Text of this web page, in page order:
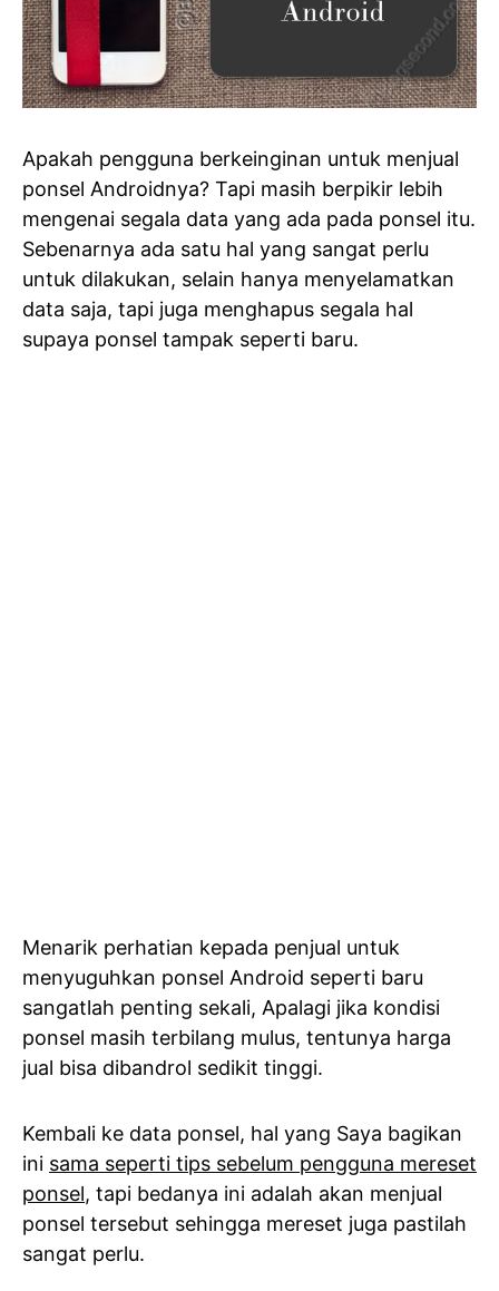
Apakah pengguna berkeinginan untuk menjual
ponsel Androidnya? Tapi masih berpikir lebih
mengenai segala data yang ada pada ponsel itu.
Sebenarnya ada satu hal yang sangat perlu
untuk dilakukan, selain hanya menyelamatkan
data saja, tapi juga menghapus segala hal
supaya ponsel tampak seperti baru.
Menarik perhatian kepada penjual untuk
menyuguhkan ponsel Android seperti baru
sangatlah penting sekali, Apalagi jika kondisi
ponsel masih terbilang mulus, tentunya harga
jual bisa dibandrol sedikit tinggi.
Kembali ke data ponsel, hal yang Saya bagikan
ini sama seperti tips sebelum pengguna mereset
ponsel, tapi bedanya ini adalah akan menjual
ponsel tersebut sehingga mereset juga pastilah
sangat perlu.